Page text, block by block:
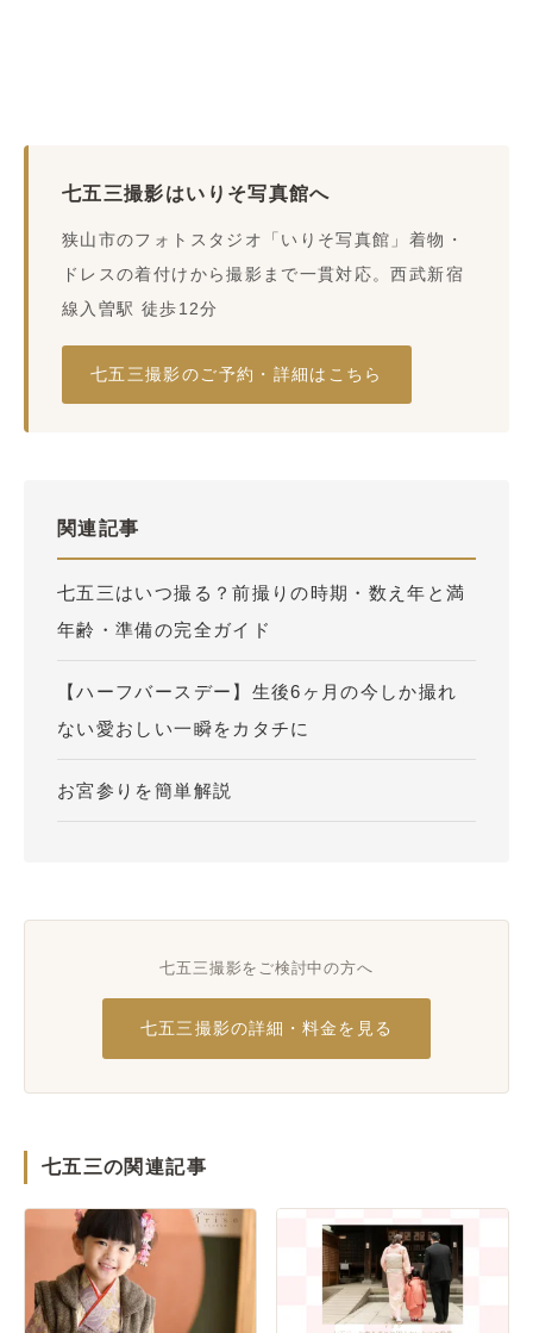
七五三撮影はいりそ写真館へ
狭山市のフォトスタジオ「いりそ写真館」着物・
ドレスの着付けから撮影まで一貫対応。西武新宿
線入曽駅 徒歩12分
七五三撮影のご予約・詳細はこちら
関連記事
七五三はいつ撮る？前撮りの時期・数え年と満
年齢・準備の完全ガイド
【ハーフバースデー】生後6ヶ月の今しか撮れ
ない愛おしい一瞬をカタチに
お宮参りを簡単解説
七五三撮影をご検討中の方へ
七五三撮影の詳細・料金を見る
七五三の関連記事